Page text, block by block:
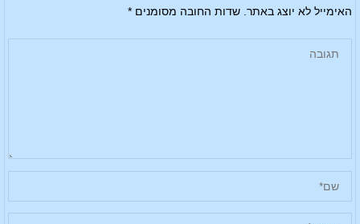
האימייל לא יוצג באתר. שדות החובה מסומנים*